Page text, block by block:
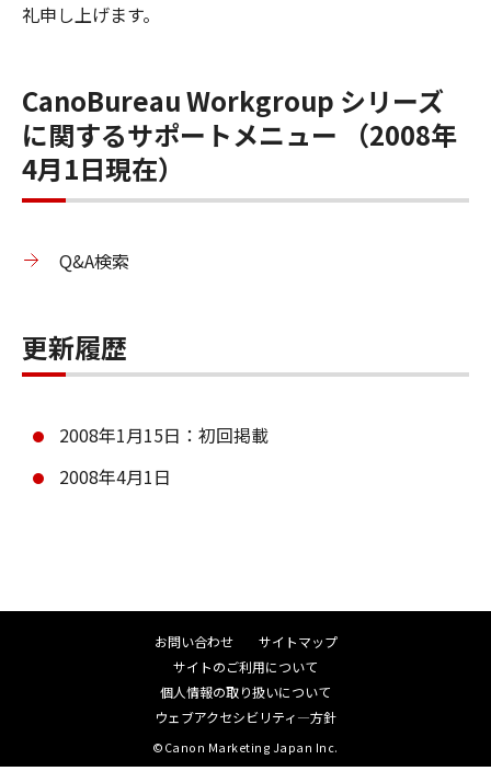
礼申し上げます。
CanoBureau Workgroup シリーズ
に関するサポートメニュー （2008年
4月1日現在）
Q&A検索
更新履歴
2008年1月15日：初回掲載
2008年4月1日
お問い合わせ
サイトマップ
サイトのご利用について
個人情報の取り扱いについて
ウェブアクセシビリティ―方針
©Canon Marketing Japan Inc.